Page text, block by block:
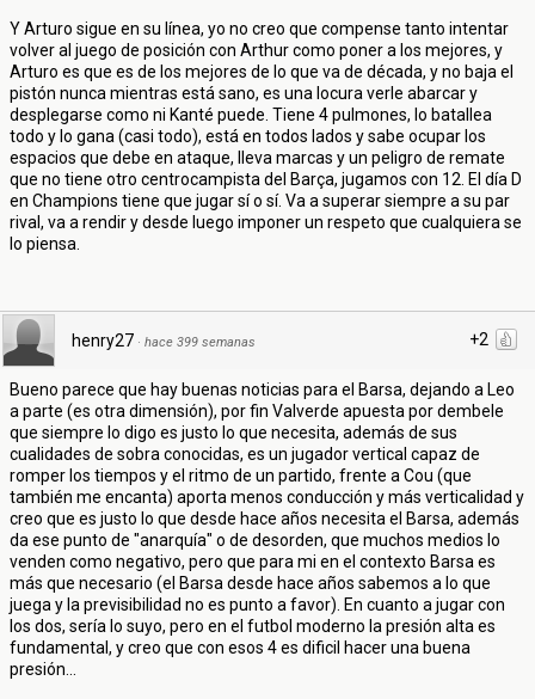
Y Arturo sigue en su línea, yo no creo que compense tanto intentar
volver al juego de posición con Arthur como poner a los mejores, y
Arturo es que es de los mejores de lo que va de década, y no baja el
pistón nunca mientras está sano, es una locura verle abarcar y
desplegarse como ni Kanté puede. Tiene 4 pulmones, lo batallea
todo y lo gana (casi todo), está en todos lados y sabe ocupar los
espacios que debe en ataque, lleva marcas y un peligro de remate
que no tiene otro centrocampista del Barça, jugamos con 12. El día D
en Champions tiene que jugar sí o sí. Va a superar siempre a su par
rival, va a rendir y desde luego imponer un respeto que cualquiera se
lo piensa.
+2
henry27 · hace 399 semanas
Bueno parece que hay buenas noticias para el Barsa, dejando a Leo
a parte (es otra dimensión), por fin Valverde apuesta por dembele
que siempre lo digo es justo lo que necesita, además de sus
cualidades de sobra conocidas, es un jugador vertical capaz de
romper los tiempos y el ritmo de un partido, frente a Cou (que
también me encanta) aporta menos conducción y más verticalidad y
creo que es justo lo que desde hace años necesita el Barsa, además
da ese punto de "anarquía" o de desorden, que muchos medios lo
venden como negativo, pero que para mi en el contexto Barsa es
más que necesario (el Barsa desde hace años sabemos a lo que
juega y la previsibilidad no es punto a favor). En cuanto a jugar con
los dos, sería lo suyo, pero en el futbol moderno la presión alta es
fundamental, y creo que con esos 4 es dificil hacer una buena
presión...